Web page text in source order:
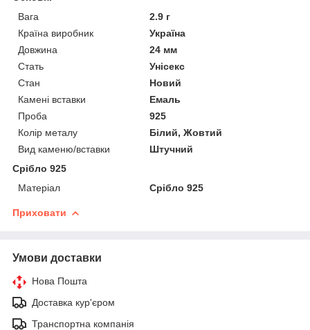
Вага
2.9 г
Країна виробник
Україна
Довжина
24 мм
Стать
Унісекс
Стан
Новий
Камені вставки
Емаль
Проба
925
Колір металу
Білий, Жовтий
Вид каменю/вставки
Штучний
Срібло 925
Матеріал
Срібло 925
Приховати
Умови доставки
Нова Пошта
Доставка кур'єром
Транспортна компанія